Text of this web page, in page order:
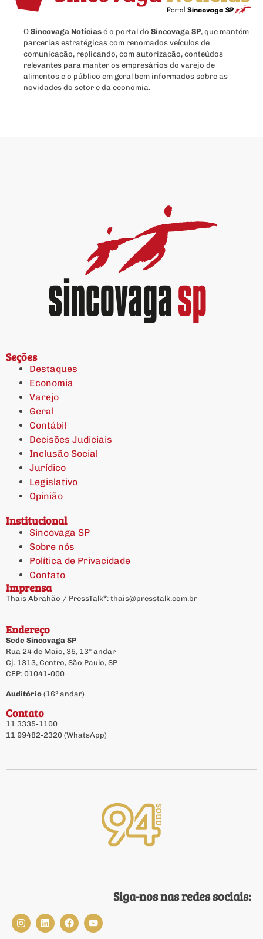
O Sincovaga Notícias é o portal do Sincovaga SP, que mantém
parcerias estratégicas com renomados veículos de
comunicação, replicando, com autorização, conteúdos
relevantes para manter os empresários do varejo de
alimentos e o público em geral bem informados sobre as
novidades do setor e da economia.
Seções
Destaques
Economia
Varejo
Geral
Contábil
Decisões Judiciais
Inclusão Social
Jurídico
Legislativo
Opinião
Institucional
Sincovaga SP
Sobre nós
Política de Privacidade
Contato
Imprensa
Thais Abrahão / PressTalk*: thais@presstalk.com.br
Endereço
Sede Sincovaga SP
Rua 24 de Maio, 35, 13º andar
Cj. 1313, Centro, São Paulo, SP
CEP: 01041-000
Auditório (16º andar)
Contato
11 3335-1100
11 99482-2320 (WhatsApp)
Siga-nos nas redes sociais: